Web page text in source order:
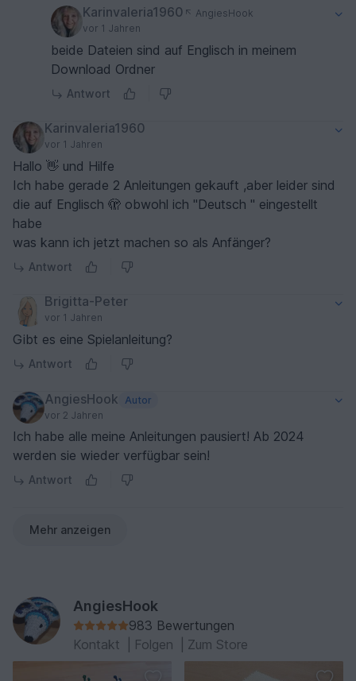
Karinvaleria1960
AngiesHook
vor 1 Jahren
beide Dateien sind auf Englisch in meinem
Download Ordner
Antwort
Karinvaleria1960
vor 1 Jahren
Hallo 👋 und Hilfe
Ich habe gerade 2 Anleitungen gekauft ,aber leider sind
die auf Englisch 🫣 obwohl ich "Deutsch " eingestellt
habe
was kann ich jetzt machen so als Anfänger?
Antwort
Brigitta-Peter
vor 1 Jahren
Gibt es eine Spielanleitung?
Antwort
AngiesHook
Autor
vor 2 Jahren
Ich habe alle meine Anleitungen pausiert! Ab 2024
werden sie wieder verfügbar sein!
Antwort
Mehr anzeigen
AngiesHook
983 Bewertungen
Kontakt
Folgen Zum Store